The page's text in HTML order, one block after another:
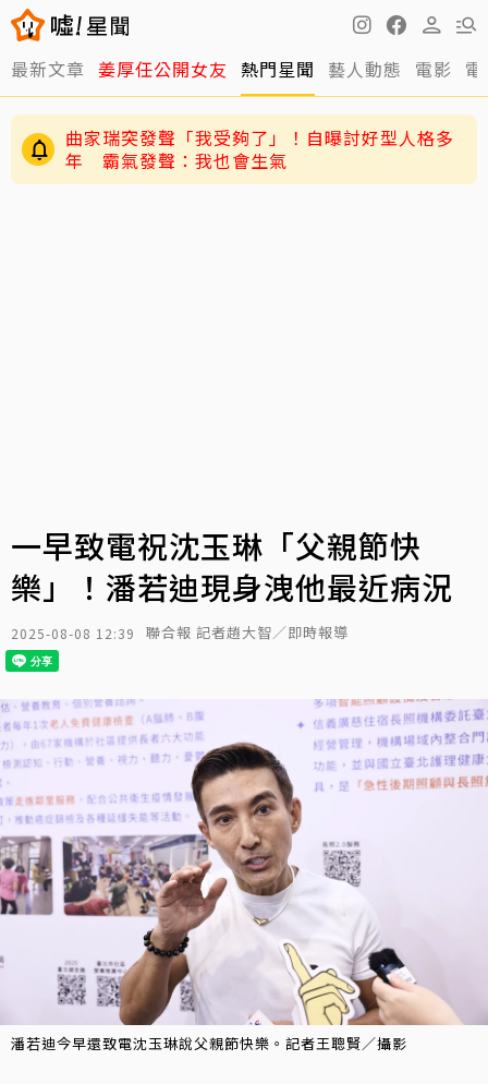
最新文章 姜厚任公開女友 熱門星聞 藝人動態 電影
曲家瑞突發聲「我受夠了」！自曝討好型人格多
年 霸氣發聲：我也會生氣
一早致電祝沈玉琳「父親節快
樂」！潘若迪現身洩他最近病況
2025-08-08 12:39 聯合報 記者趙大智／即時報導
潘若迪今早還致電沈玉琳說父親節快樂。記者王聰賢／攝影